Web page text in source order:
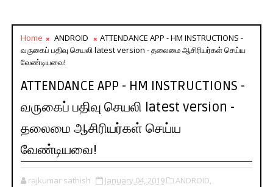
Home ANDROID
ATTENDANCE APP - HM INSTRUCTIONS -
வருகைப் பதிவு செயலி latest version - தலைமை ஆசிரியர்கள் செய்ய
வேண்டியவை!
ATTENDANCE APP - HM INSTRUCTIONS -
வருகைப் பதிவு செயலி latest version -
தலைமை ஆசிரியர்கள் செய்ய
வேண்டியவை!
rajkumar sathish January 04, 2019 ANDROID,